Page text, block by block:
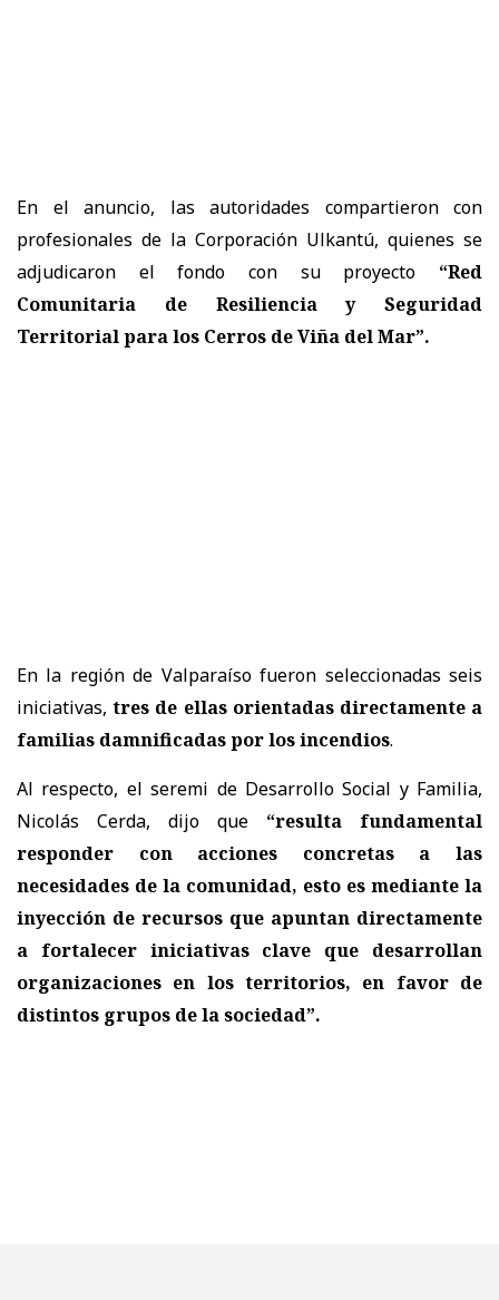
En el anuncio, las autoridades compartieron con
profesionales de la Corporación Ulkantú, quienes se
adjudicaron el fondo con su proyecto “Red
Comunitaria de Resiliencia y Seguridad
Territorial para los Cerros de Viña del Mar”.
En la región de Valparaíso fueron seleccionadas seis
iniciativas,tres de ellas orientadas directamente a
familias damnificadas por los incendios.
Al respecto, el seremi de Desarrollo Social y Familia,
Nicolás Cerda, dijo que “resulta fundamental
responder con acciones concretas a las
necesidades de la comunidad, esto es mediante la
inyección de recursos que apuntan directamente
a fortalecer iniciativas clave que desarrollan
organizaciones en los territorios, en favor de
distintos grupos de la sociedad”.